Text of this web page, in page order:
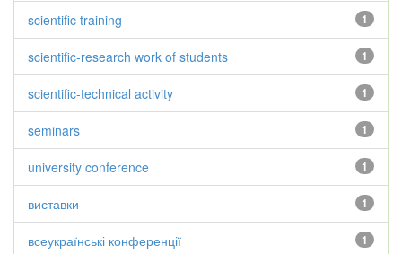
1
scientific training
1
scientific-research work of students
1
scientific-technical activity
1
seminars
1
university conference
1
виставки
1
всеукраїнські конференції